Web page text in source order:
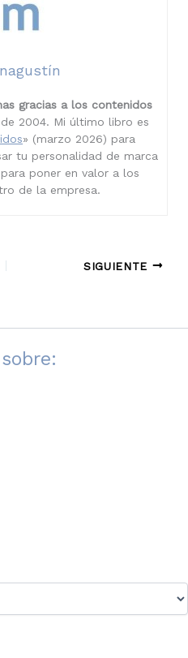
gracias a los contenidos
2004. Mi último libro es
» (marzo 2026) para
tu personalidad de marca
poner en valor a los
de la empresa.
SIGUIENTE